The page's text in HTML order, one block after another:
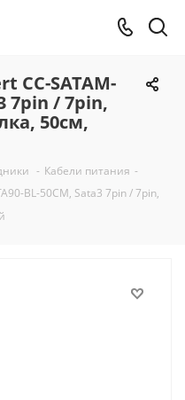
CC-SATAM-
7pin / 7pin,
50см,
- Кабели питания -
BL-50CM, Sata3 7pin / 7pin,